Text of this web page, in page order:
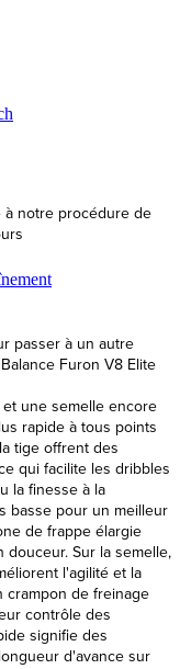
à un autre
Furon V8 Elite
une semelle encore
rapide à tous points
tige offrent des
qui facilite les dribbles
la finesse à la
basse pour un meilleur
de frappe élargie
Sur la semelle,
l'agilité et la
crampon de freinage
contrôle des
signifie des
d'avance sur
un qui peuvent